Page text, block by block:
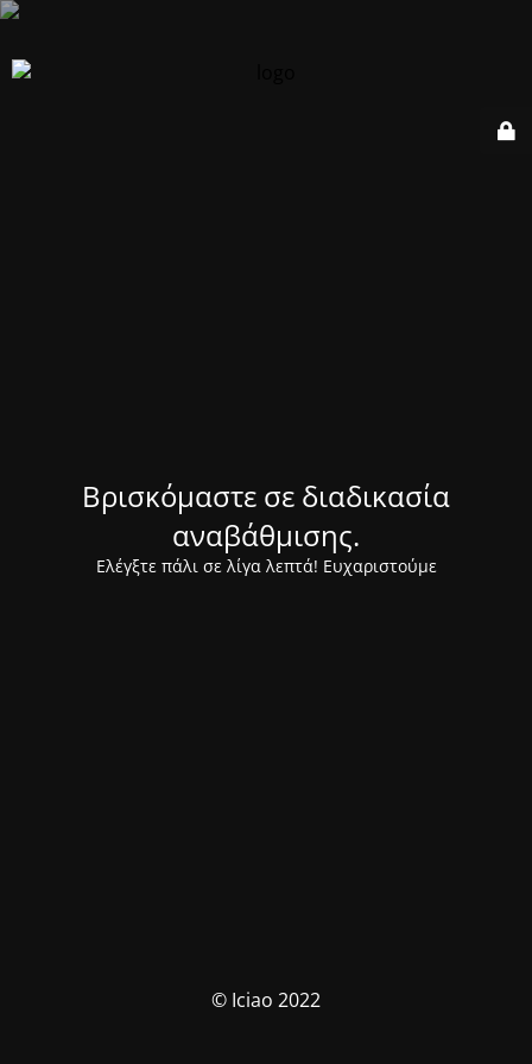
Βρισκόμαστε σε διαδικασία
αναβάθμισης.
Ελέγξτε πάλι σε λίγα λεπτά! Ευχαριστούμε
© Iciao 2022